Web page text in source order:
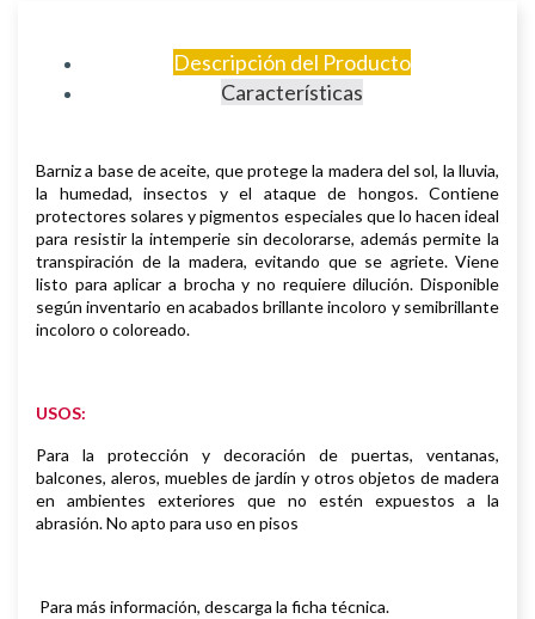
Descripción del Producto
Características
Barniz a base de aceite, que protege la madera del sol, la lluvia,
la humedad, insectos y el ataque de hongos. Contiene
protectores solares y pigmentos especiales que lo hacen ideal
para resistir la intemperie sin decolorarse, ademáspermite la
transpiración de la madera, evitando que se agriete. Viene
listo para aplicar a brocha y no requiere dilución.Disponible
según inventario en acabados brillante incoloro y semibrillante
incoloro o coloreado.
USOS:
Para la protección y decoración de puertas, ventanas,
balcones, aleros, muebles de jardín y otros objetos de madera
en ambientes exteriores que no estén expuestos a la
abrasión. No apto para uso en pisos
Para más información, descarga la ficha técnica.